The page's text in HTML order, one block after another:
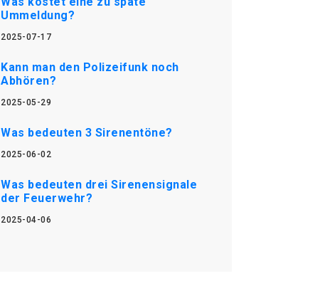
Ummeldung?
2025-07-17
Kann man den Polizeifunk noch
Abhören?
2025-05-29
Was bedeuten 3 Sirenentöne?
2025-06-02
Was bedeuten drei Sirenensignale
der Feuerwehr?
2025-04-06